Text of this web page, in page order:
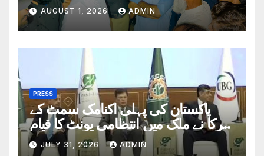
AUGUST 1, 2026 ADMIN
PRESS
پاکستان کی پہلی اکنامک سمٹ کے
شرکا نے ملک میں انتظامی یونٹ کا قیام
بنیادی مسائل کا حل قرار دیدیا
JULY 31, 2026 ADMIN